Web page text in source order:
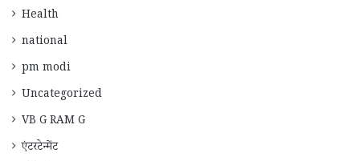
Health
national
pm modi
Uncategorized
VB G RAM G
एंटरटेन्मेंट